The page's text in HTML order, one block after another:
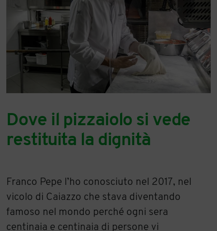
Dove il pizzaiolo si vede
restituita la dignità
Franco Pepe l’ho conosciuto nel 2017, nel
vicolo di Caiazzo che stava diventando
famoso nel mondo perché ogni sera
centinaia e centinaia di persone vi